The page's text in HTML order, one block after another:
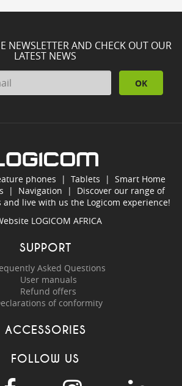
NEWSLETTER AND CHECK OUT OUR
LATEST NEWS
OK
phones | Tablets | Smart Home
| Navigation | Discover our range of
live with us the Logicom experience!
LOGICOM AFRICA
SUPPORT
Asked Questions
User manuals
Refund offers
of conformity
ACCESSORIES
FOLLOW US